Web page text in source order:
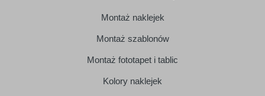
Montaż naklejek
Montaż szablonów
Montaż fototapet i tablic
Kolory naklejek